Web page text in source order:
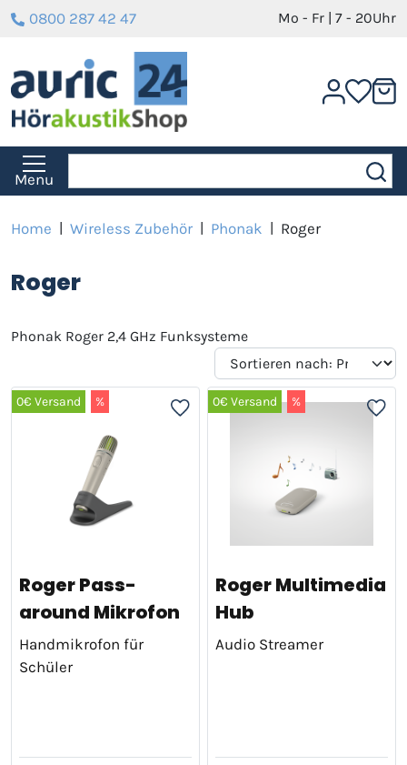
0800 287 42 47 Mo - Fr | 7 - 20Uhr
Menu
Home | Wireless Zubehör | Phonak | Roger
Roger
Phonak Roger 2,4 GHz Funksysteme
0€ Versand %
Roger Pass-
around Mikrofon
Handmikrofon für
Schüler
0€ Versand %
Roger Multimedia
Hub
Audio Streamer